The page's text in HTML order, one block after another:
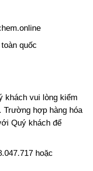
quốc
khách vui lòng kiểm
Trường hợp hàng hóa
Quý khách để
hoặc